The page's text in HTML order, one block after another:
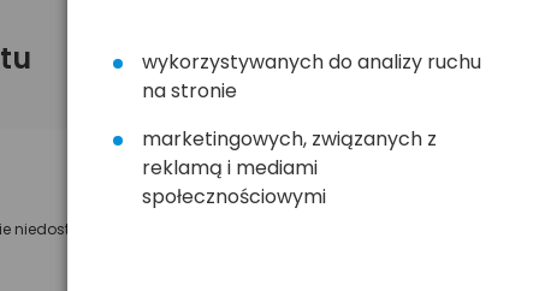
niedostępny
Powiadom mnie o dostępności
wykorzystywanych do analizy ruchu
na stronie
marketingowych, związanych z
reklamą i mediami
społecznościowymi